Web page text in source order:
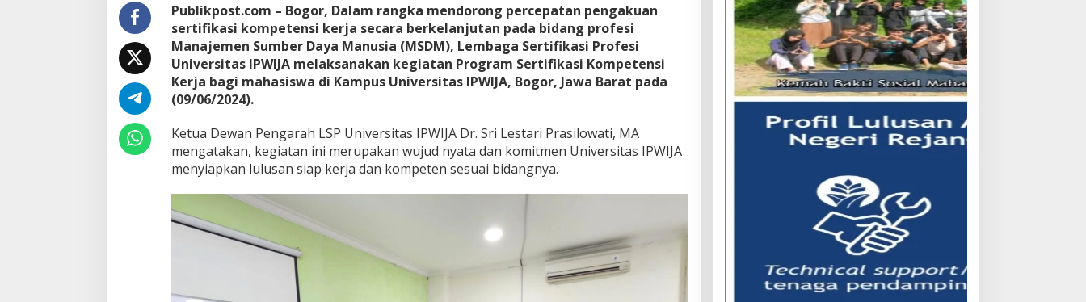
Publikpost.com – Bogor, Dalam rangka mendorong percepatan pengakuan
sertifikasi kompetensi kerja secara berkelanjutan pada bidang profesi
Manajemen Sumber Daya Manusia (MSDM), Lembaga Sertifikasi Profesi
Universitas IPWIJA melaksanakan kegiatan Program Sertifikasi Kompetensi
Kerja bagi mahasiswa di Kampus Universitas IPWIJA, Bogor, Jawa Barat pada
(09/06/2024).
Ketua Dewan Pengarah LSP Universitas IPWIJA Dr. Sri Lestari Prasilowati, MA
mengatakan, kegiatan ini merupakan wujud nyata dan komitmen Universitas IPWIJA
menyiapkan lulusan siap kerja dan kompeten sesuai bidangnya.